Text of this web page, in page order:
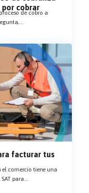
por cobrar
de cobro a
...
facturar tus
comercio tiene una
para...